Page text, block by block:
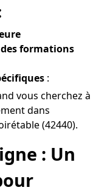
formations
:
vous cherchez à
dans
(42440).
: Un